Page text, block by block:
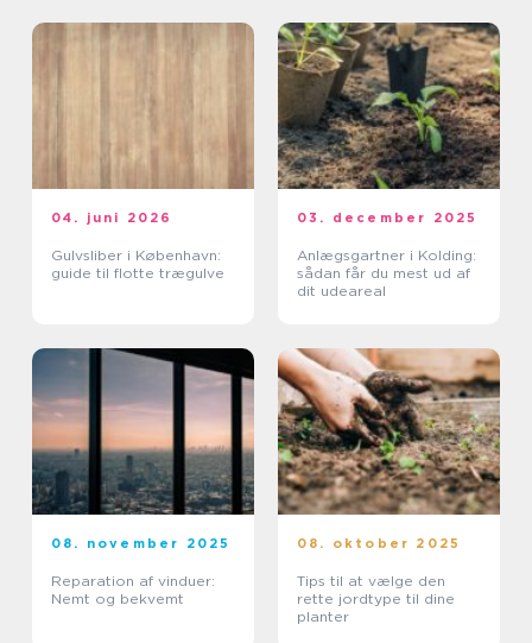
04. juni 2026
Gulvsliber i København:
guide til flotte trægulve
03. december 2025
Anlægsgartner i Kolding:
sådan får du mest ud af
dit udeareal
08. november 2025
Reparation af vinduer:
Nemt og bekvemt
08. oktober 2025
Tips til at vælge den
rette jordtype til dine
planter